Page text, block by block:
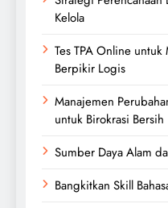
Kelola
Tes TPA Online
Berpikir Logis
Manajemen
untuk Birokrasi Bersih
Sumber Daya Alam
Bangkitkan Skill